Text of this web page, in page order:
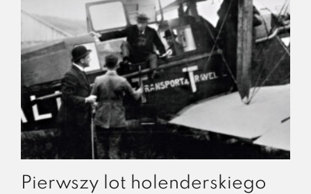
Pierwszy lot holenderskiego